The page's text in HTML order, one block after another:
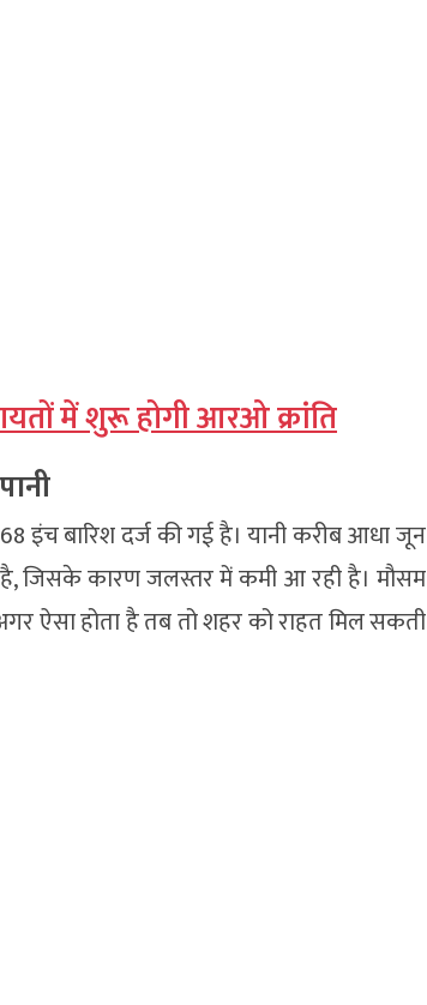
में शुरू होगी आरओ क्रांति
इंच बारिश दर्ज की गई है। यानी करीब आधा जून
जिसके कारण जलस्तर में कमी आ रही है। मौसम
ऐसा होता है तब तो शहर को राहत मिल सकती